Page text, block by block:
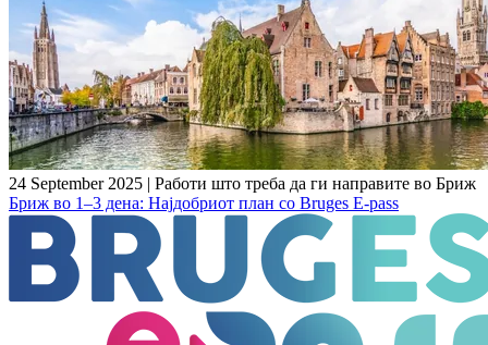
24 September 2025 | Работи што треба да ги направите во Бриж
Бриж во 1–3 дена: Најдобриот план со Bruges E-pass